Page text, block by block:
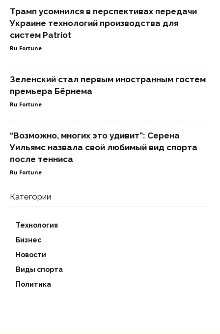
Трамп усомнился в перспективах передачи
Украине технологий производства для
систем Patriot
Ru Fortune
Зеленский стал первым иностранным гостем
премьера Бёрнема
Ru Fortune
“Возможно, многих это удивит”: Серена
Уильямс назвала свой любимый вид спорта
после тенниса
Ru Fortune
Категории
Технология
Бизнес
Новости
Виды спорта
Политика